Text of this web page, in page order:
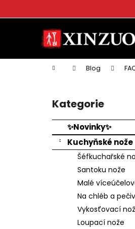
Domů Blog
Přeskočit
kategorie
Kategorie
✨Novinky✨
Kuchyňské nože
Šéfkuchařské
Santoku nože
Malé
Na chléb a
Vykosťovací
Loupací nože
o
k